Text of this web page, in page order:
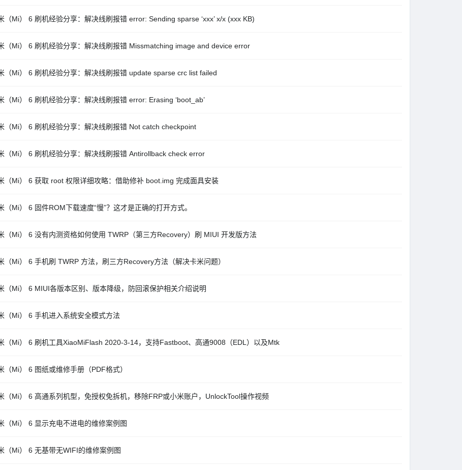
（Mi） 6 刷机经验分享：解决线刷报错 error: Sending sparse ‘xxx’ x/x (xxx KB)
（Mi） 6 刷机经验分享：解决线刷报错 Missmatching image and device error
（Mi） 6 刷机经验分享：解决线刷报错 update sparse crc list failed
（Mi） 6 刷机经验分享：解决线刷报错 error: Erasing ‘boot_ab’
（Mi） 6 刷机经验分享：解决线刷报错 Not catch checkpoint
（Mi） 6 刷机经验分享：解决线刷报错 Antirollback check error
（Mi） 6 获取 root 权限详细攻略：借助修补 boot.img 完成面具安装
（Mi） 6 固件ROM下载速度“慢”？这才是正确的打开方式。
（Mi） 6 没有内测资格如何使用 TWRP（第三方Recovery）刷 MIUI 开发版方法
（Mi） 6 手机刷 TWRP 方法，刷三方Recovery方法（解决卡米问题）
（Mi） 6 MIUI各版本区别、版本降级，防回滚保护相关介绍说明
（Mi） 6 手机进入系统安全模式方法
（Mi） 6 刷机工具XiaoMiFlash 2020-3-14，支持Fastboot、高通9008（EDL）以及Mtk
（Mi） 6 图纸或维修手册（PDF格式）
（Mi） 6 高通系列机型，免授权免拆机，移除FRP或小米账户，UnlockTool操作视频
（Mi） 6 显示充电不进电的维修案例图
（Mi） 6 无基带无WIFI的维修案例图